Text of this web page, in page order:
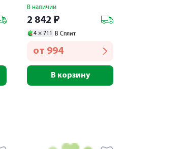
В наличии
2 842 ₽
4 × 711 В Сплит
от 994
В корзину